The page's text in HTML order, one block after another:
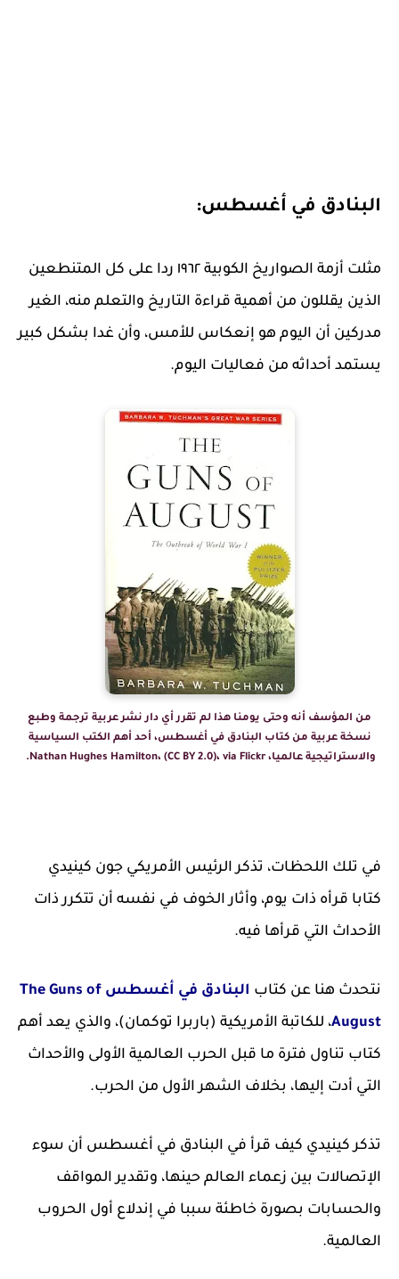
البنادق في أغسطس:
مثلت أزمة الصواريخ الكوبية ١٩٦٢ ردا على كل المتنطعين
الذين يقللون من أهمية قراءة التاريخ والتعلم منه، الغير
مدركين أن اليوم هو إنعكاس للأمس، وأن غدا بشكل كبير
يستمد أحداثه من فعاليات اليوم.
من المؤسف أنه وحتى يومنا هذا لم تقرر أي دار نشر عربية ترجمة وطبع
نسخة عربية من كتاب البنادق في أغسطس، أحد أهم الكتب السياسية
والاستراتيجية عالميا، Nathan Hughes Hamilton، (CC BY 2.0)، via Flickr.
في تلك اللحظات، تذكر الرئيس الأمريكي جون كينيدي
كتابا قرأه ذات يوم، وأثار الخوف في نفسه أن تتكرر ذات
الأحداث التي قرأها فيه.
نتحدث هنا عن كتاب
البنادق في أغسطس The Guns of
August، للكاتبة الأمريكية (باربرا توكمان)، والذي يعد أهم
كتاب تناول فترة ما قبل الحرب العالمية الأولى والأحداث
التي أدت إليها، بخلاف الشهر الأول من الحرب.
تذكر كينيدي كيف قرأ في البنادق في أغسطس أن سوء
الإتصالات بين زعماء العالم حينها، وتقدير المواقف
والحسابات بصورة خاطئة سببا في إندلاع أول الحروب
العالمية.